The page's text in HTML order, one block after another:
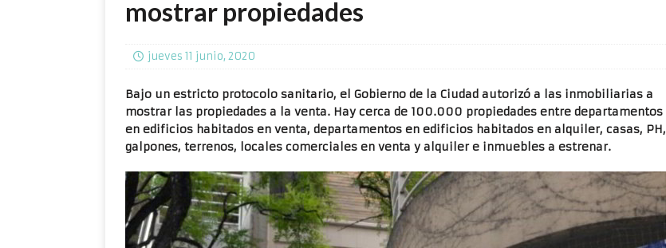
mostrar propiedades
jueves 11 junio, 2020
Bajo un estricto protocolo sanitario, el Gobierno de la Ciudad autorizó a las inmobiliarias a
mostrar las propiedades a la venta. Hay cerca de 100.000 propiedades entre departamentos
en edificios habitados en venta, departamentos en edificios habitados en alquiler, casas, PH,
galpones, terrenos, locales comerciales en venta y alquiler e inmuebles a estrenar.